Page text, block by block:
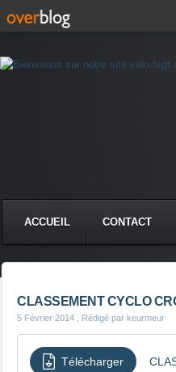
ACCUEIL CONTACT
CLASSEMENT CYCLO
5 Février 2014 , Rédigé par keurmeur
Télécharger